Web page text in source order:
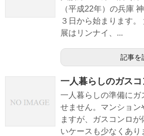
（平成22年）の兵庫
３日から始まります
展はリンナイ、...
記事を
一人暮らしのガス
一人暮らしの準備にガ
せません。マンション
ますが、ガスコンロ
いケースも少なくあり